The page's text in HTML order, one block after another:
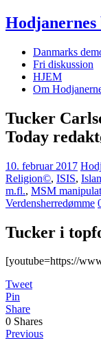
Hodjanernes
Danmarks
Fri diskussion
HJEM
Om
Tucker
Today
10. februar 2017
Religion©, ISIS,
m.fl., MSM
Verdensherredømme
Tucker i
[youtube=https://
Tweet
Pin
Share
0 Shares
Previous